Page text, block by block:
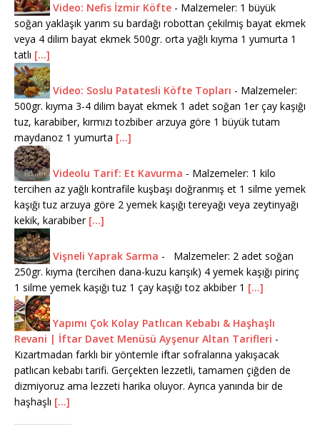
Video: Nefis İzmir Köfte - Malzemeler: 1 büyük
soğan yaklaşık yarım su bardağı robottan çekilmiş bayat ekmek
veya 4 dilim bayat ekmek 500gr. orta yağlı kıyma 1 yumurta 1
tatlı [...]
Video: Soslu Patatesli Köfte Topları - Malzemeler:
500gr. kıyma 3-4 dilim bayat ekmek 1 adet soğan 1er çay kaşığı
tuz, karabiber, kırmızı tozbiber arzuya göre 1 büyük tutam
maydanoz 1 yumurta [...]
Videolu Tarif: Et Kavurma - Malzemeler: 1 kilo
tercihen az yağlı kontrafile kuşbaşı doğranmış et 1 silme yemek
kaşığı tuz arzuya göre 2 yemek kaşığı tereyağı veya zeytinyağı
kekik, karabiber [...]
Vişneli Yaprak Sarma -
Malzemeler: 2 adet soğan
250gr. kıyma (tercihen dana-kuzu karışık) 4 yemek kaşığı pirinç
1 silme yemek kaşığı tuz 1 çay kaşığı toz akbiber 1 [...]
Yapımı Çok Kolay Patlıcan Kebabı & Haşhaşlı
Revani | İftar Davet Menüsü Ayşenur Altan Tarifleri -
Kızartmadan farklı bir yöntemle iftar sofralarına yakışacak
patlıcan kebabı tarifi. Gerçekten lezzetli, tamamen çiğden de
dizmiyoruz ama lezzeti harika oluyor. Ayrıca yanında bir de
haşhaşlı [...]